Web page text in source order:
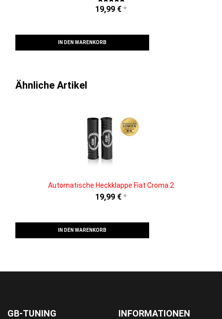
19,99 € *
IN DEN WARENKORB
Ähnliche Artikel
Automatische Heckklappe Fiat Croma 2
19,99 € *
IN DEN WARENKORB
GB-TUNING INFORMATIONEN